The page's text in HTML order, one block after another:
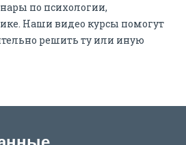
по психологии,
Наши видео курсы помогут
решить ту или иную